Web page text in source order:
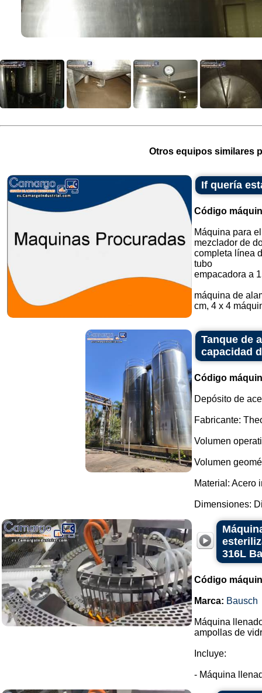
Otros equipos similares
If quería
Código
Máquina para
mezclador de
completa línea
tubo
empacadora a
máquina de
cm, 4 x 4
Tanque de
capacidad
Código
Depósito de
Fabricante:
Volumen
Volumen
Material: Acero
Dimensiones:
316L
Código
Marca: Bausch
Máquina
ampollas de
Incluye:
- Máquina